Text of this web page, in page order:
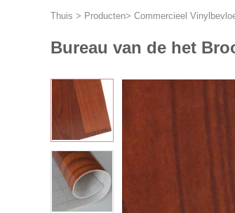
Thuis > Producten> Commercieel
Bureau van de het